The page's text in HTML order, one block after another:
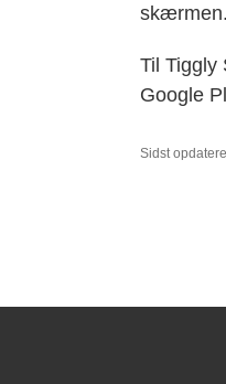
Til Tiggly
Google
Sidst